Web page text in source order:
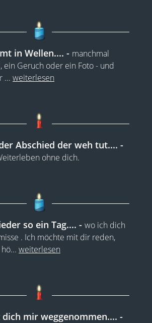
in Wellen....
manchmal
ein Geruch oder ein Foto - und
... weiterlesen
Abschied der weh tut....
ohne dich.
so ein Tag....
wo ich dich
. Ich möchte mit dir reden,
... weiterlesen
dich mir weggenommen....